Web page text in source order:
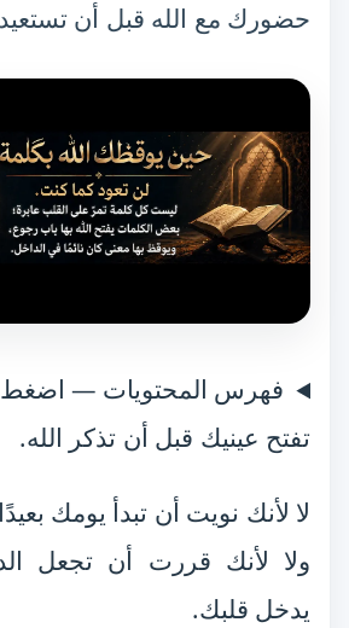
حضورك مع الله قبل أن
فهرس المحتويات —
تفتح عينيك قبل أن تذكر الله.
لا لأنك نويت أن تبدأ يومك
ولا لأنك قررت أن تجعل
يدخل قلبك.